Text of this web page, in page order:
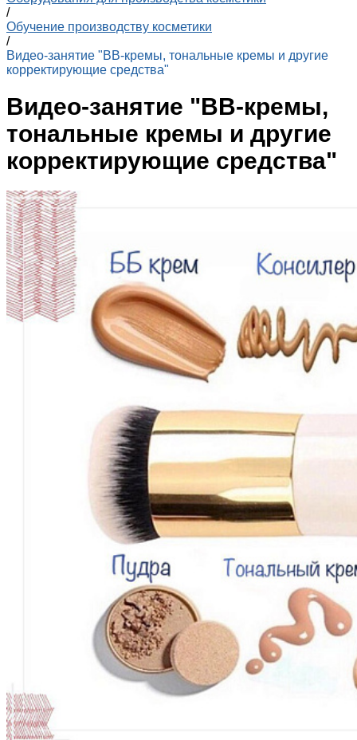
/
Обучение производству косметики
/
Видео-занятие "ВВ-кремы, тональные кремы и другие
корректирующие средства"
Видео-занятие "ВВ-кремы,
тональные кремы и другие
корректирующие средства"